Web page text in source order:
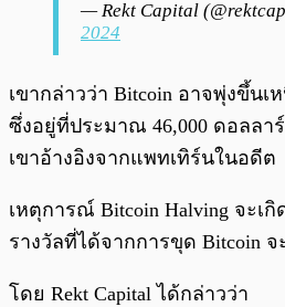
— Rekt Capital
2024
เขากล่าวว่า Bitcoin อาจพุ่งขึ้น
ซึ่งอยู่ที่ประมาณ 46,000 ดอลลา
เขาอ้างอิงจากแพทเทิร์นในอดีต
เหตุการณ์ Bitcoin Halving จะเ
รางวัลที่ได้จากการขุด Bitcoin
โดย Rekt Capital ได้กล่าวว่า